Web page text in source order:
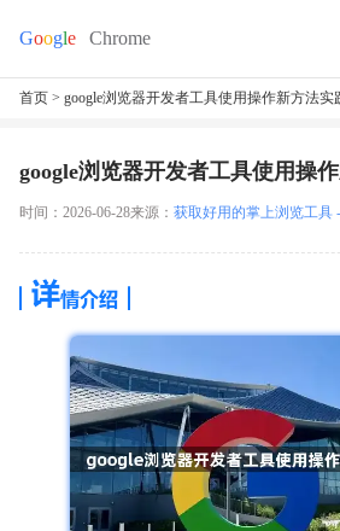
首页 > google浏览器开发者工具使用操作新方法实
google浏览器开发者工具使用操
时间：2026-06-28来源： 获取好用的掌上浏览工具